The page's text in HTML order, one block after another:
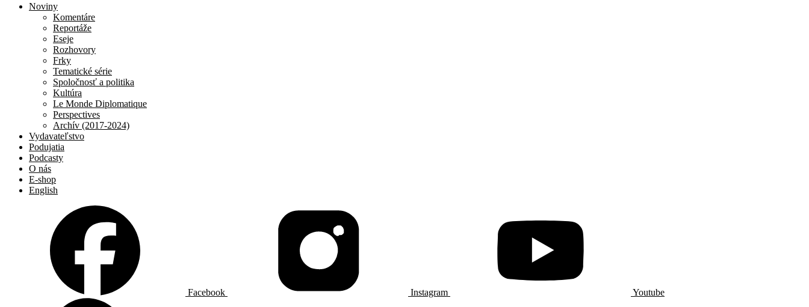
Noviny
Komentáre
Reportáže
Eseje
Rozhovory
Frky
Tematické série
Spoločnosť a politika
Kultúra
Le Monde Diplomatique
Perspectives
Archív (2017-2024)
Vydavateľstvo
Podujatia
Podcasty
O nás
E-shop
English
Facebook Instagram Youtube